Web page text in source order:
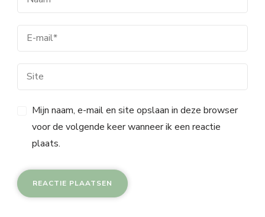
Mijn naam, e-mail en site opslaan in deze browser
voor de volgende keer wanneer ik een reactie
plaats.